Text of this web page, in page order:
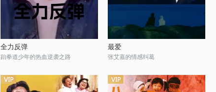
全力反弹
跆拳道少年的热血逆袭之路
最爱
张艾嘉的情感纠葛